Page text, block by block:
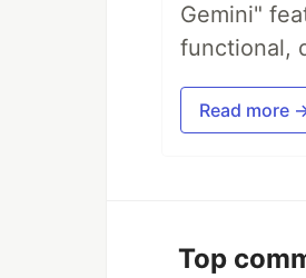
Gemini"
functional,
Read more
Top